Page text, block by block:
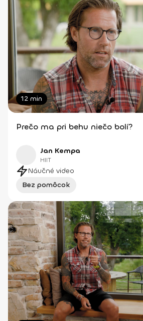
12 min
Prečo ma pri behu niečo bolí?
Jan Kempa
HIIT
Náučné video
Bez pomôcok